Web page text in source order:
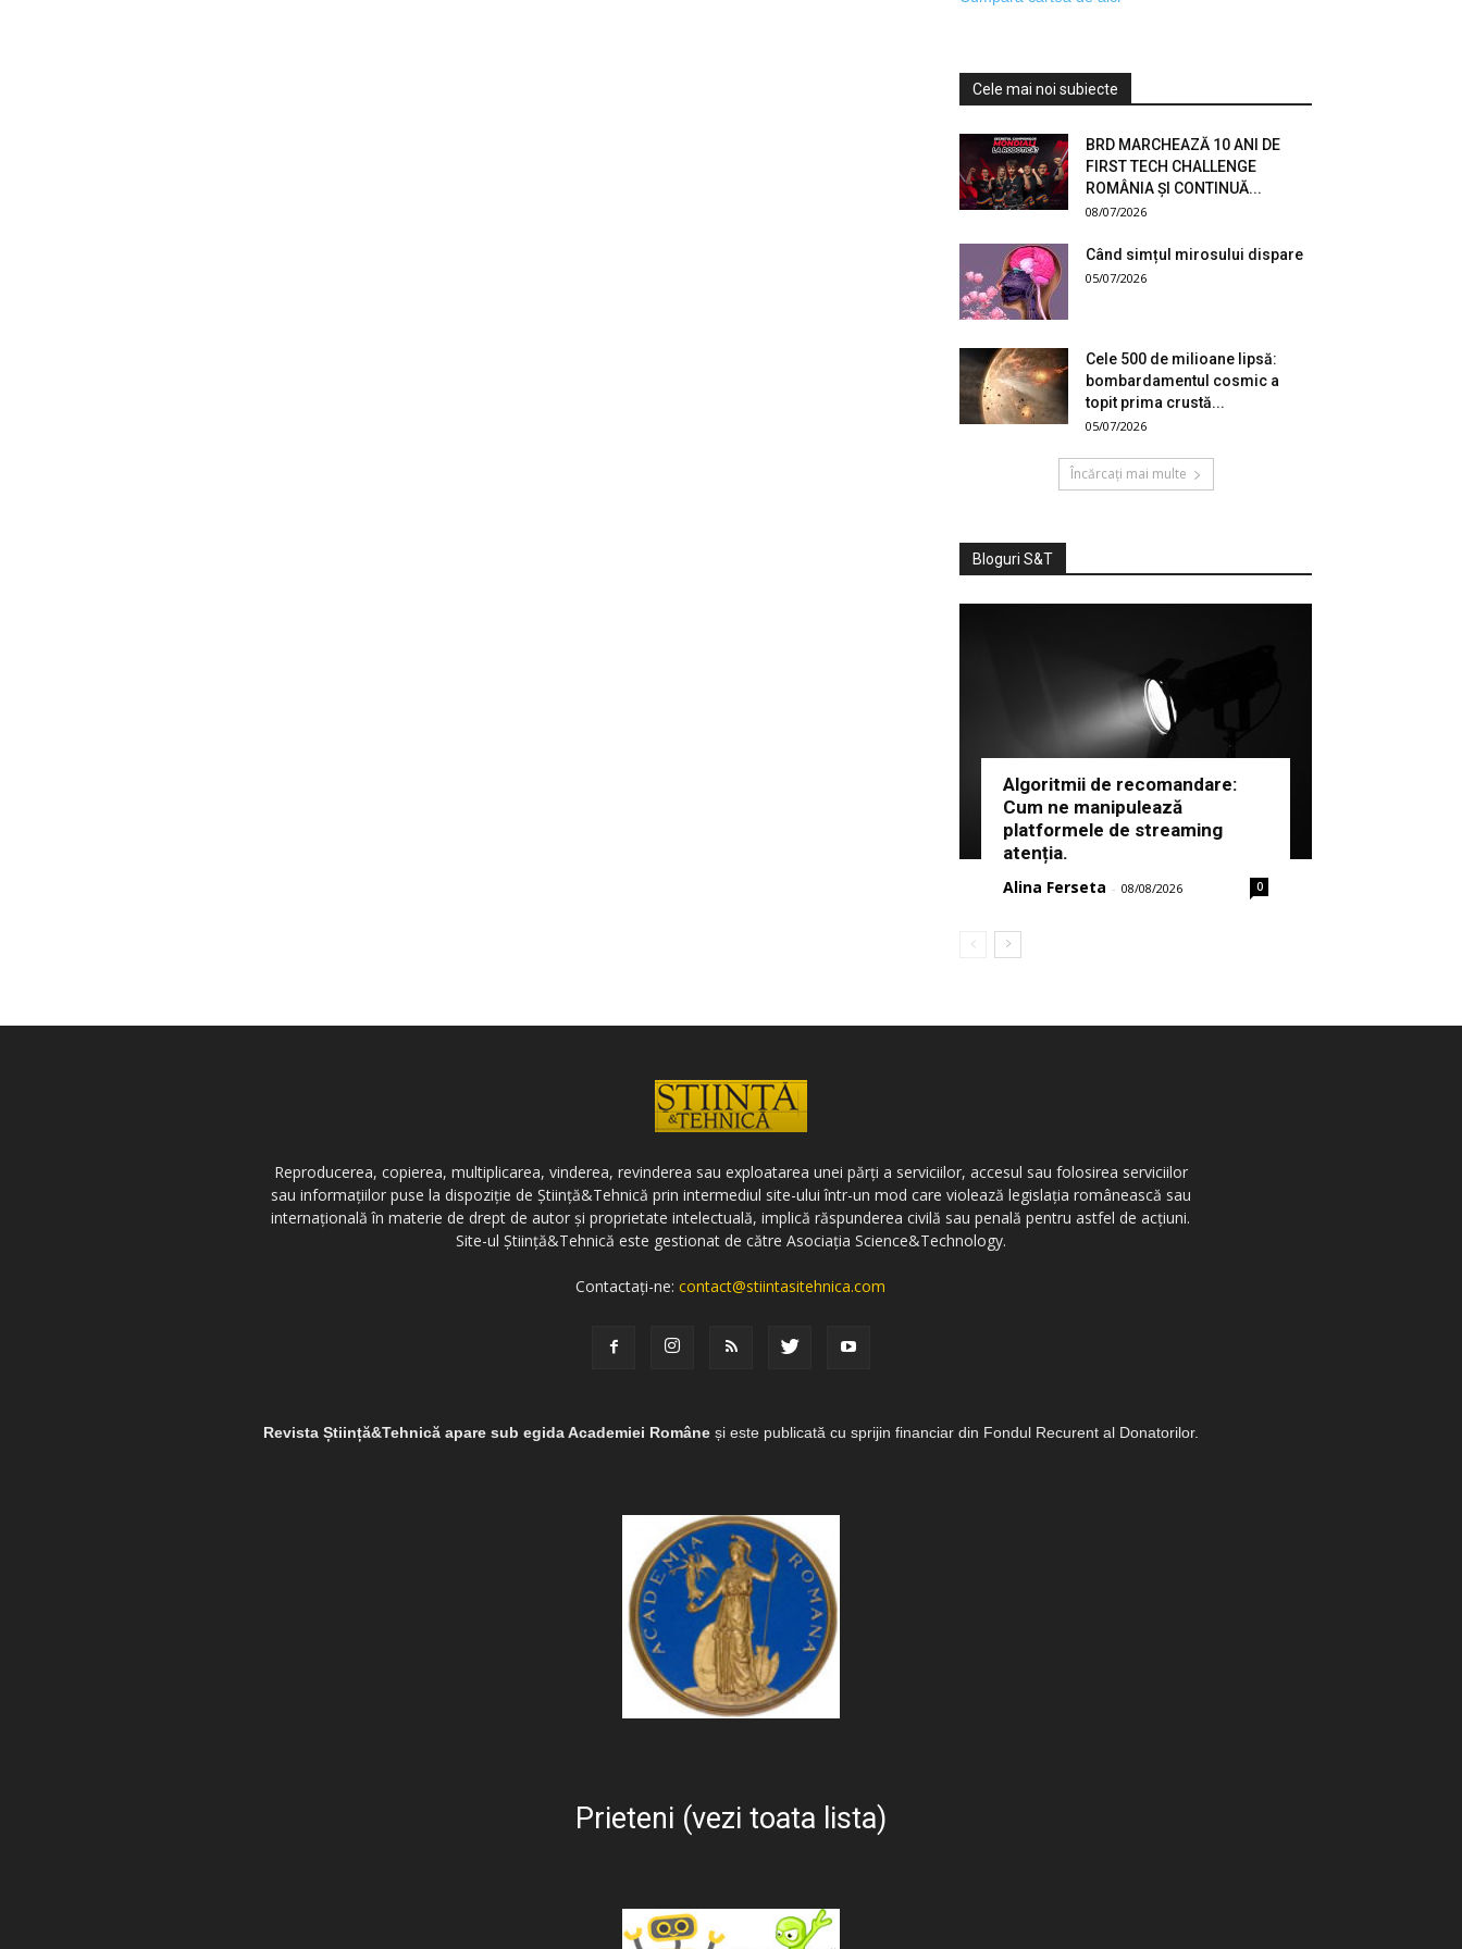
Cele mai noi subiecte
BRD MARCHEAZĂ 10 ANI DE
FIRST TECH CHALLENGE
ROMÂNIA ȘI CONTINUĂ...
08/07/2026
Când simțul mirosului dispare
05/07/2026
Cele 500 de milioane lipsă:
bombardamentul cosmic a
topit prima crustă...
05/07/2026
Încărcați mai multe
Bloguri S&T
Algoritmii de recomandare:
Cum ne manipulează
platformele de streaming
atenția.
Alina Ferseta - 08/08/2026 0
Reproducerea, copierea, multiplicarea, vinderea, revinderea sau exploatarea unei părți a serviciilor, accesul sau folosirea serviciilor
sau informațiilor puse la dispoziție de Știință&Tehnică prin intermediul site-ului într-un mod care violează legislația românească sau
internațională în materie de drept de autor și proprietate intelectuală, implică răspunderea civilă sau penală pentru astfel de acțiuni.
Site-ul Știință&Tehnică este gestionat de către Asociația Science&Technology.
Contactați-ne:contact@stiintasitehnica.com
Revista Știință&Tehnică apare sub egida Academiei Române și este publicată cu sprijin financiar din Fondul Recurent al Donatorilor.
Prieteni (vezi toata lista)